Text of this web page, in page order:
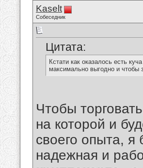
Kaselt
Собеседник
Цитата:
Кстати как оказалось есть
максимально выгодно и чтобы
Чтобы
на которой и
своего опыта, я
надежная и